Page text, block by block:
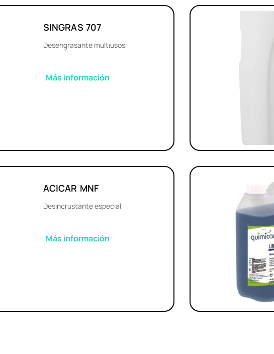
SINGRAS 707
Desengrasante multiusos
Más información
ACICAR MNF
Desincrustante especial
Más información